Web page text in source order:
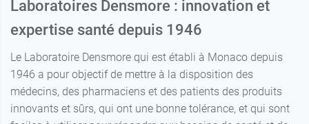
Laboratoires Densmore : innovation et
expertise santé depuis 1946
Le Laboratoire Densmore qui est établi à Monaco depuis
1946 a pour objectif de mettre à la disposition des
médecins, des pharmaciens et des patients des produits
innovants et sûrs, qui ont une bonne tolérance, et qui sont